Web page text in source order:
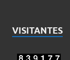
VISITANTES